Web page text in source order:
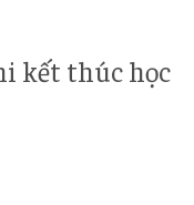
kết thúc học